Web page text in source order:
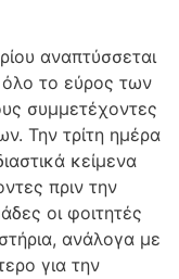
αναπτύσσεται
όλο το εύρος των
συμμετέχοντες
Την τρίτη ημέρα
κείμενα
πριν την
οι φοιτητές
ανάλογα με
για την